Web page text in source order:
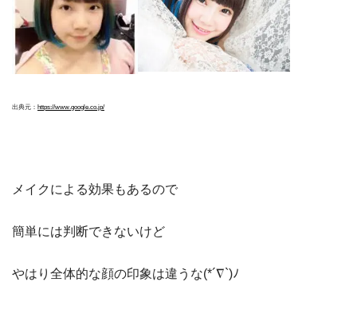
出典元： https://www.google.co.jp/
メイクによる効果もあるので
簡単には判断できないけど
やはり全体的な顔の印象は違うな(*´∇`)ﾉ